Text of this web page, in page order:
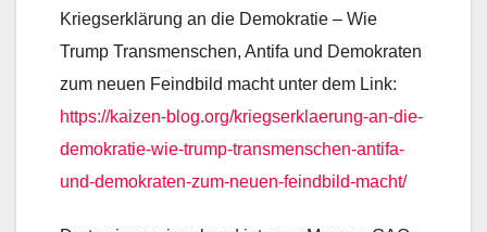
Kriegserklärung an die Demokratie – Wie
Trump Transmenschen, Antifa und Demokraten
zum neuen Feindbild macht unter dem Link:
https://kaizen-blog.org/kriegserklaerung-an-die-
demokratie-wie-trump-transmenschen-antifa-
und-demokraten-zum-neuen-feindbild-macht/